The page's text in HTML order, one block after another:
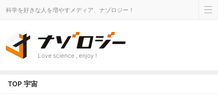
科学を好きな人を増やすメディア、ナゾロジー！
Love science , enjoy !
TOP 宇宙